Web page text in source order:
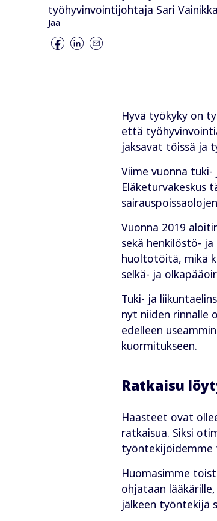
työhyvinvointijohtaja Sari
Jaa
Hyvä työkyky on
että
jaksavat töissä ja
Viime vuonna
Eläketurvakeskus
Vuonna 2019
sekä henkilöstö-
huoltotöitä, mikä
selkä- ja
Tuki- ja
nyt niiden rinnalle
edelleen
kuormitukseen.
Ratkaisu
Haasteet ovat
ratkaisua. Siksi
työntekijöidemme
Huomasimme
ohjataan
jälkeen työntekijä